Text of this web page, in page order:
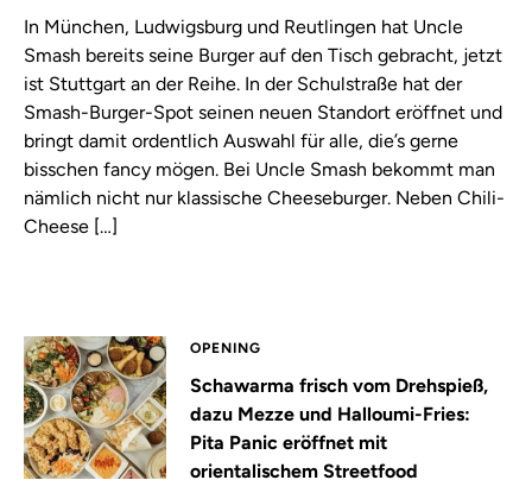
In München, Ludwigsburg und Reutlingen hat Uncle
Smash bereits seine Burger auf den Tisch gebracht, jetzt
ist Stuttgart an der Reihe. In der Schulstraße hat der
Smash-Burger-Spot seinen neuen Standort eröffnet und
bringt damit ordentlich Auswahl für alle, die’s gerne
bisschen fancy mögen. Bei Uncle Smash bekommt man
nämlich nicht nur klassische Cheeseburger. Neben Chili-
Cheese […]
OPENING
Schawarma frisch vom Drehspieß,
dazu Mezze und Halloumi-Fries:
Pita Panic eröffnet mit
orientalischem Streetfood